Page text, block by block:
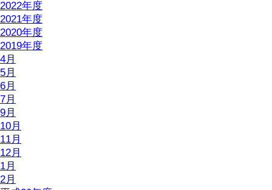
2022年度
2021年度
2020年度
2019年度
4月
5月
6月
7月
9月
10月
11月
12月
1月
2月